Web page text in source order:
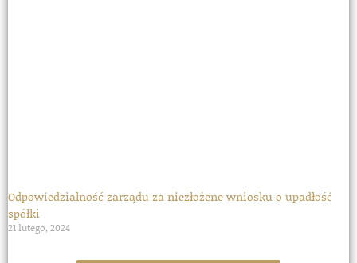
Odpowiedzialność zarządu za niezłożene wniosku o upadłość
spółki
21 lutego, 2024